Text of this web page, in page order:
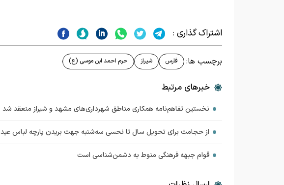
اشتراک گذاری :
برچسب ها: فارس شیراز حرم احمد ابن موسی (ع)
خبرهای مرتبط
نخستین تفاهم‌نامه همکاری مناطق شهرداری‌های مشهد و شیراز منعقد شد
از حجامت برای تحویل سال تا نحسی سه‌شنبه جهت بریدن پارچه لباس عید
قوام جبهه فرهنگی منوط به دشمن‌شناسی است